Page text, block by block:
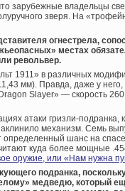
зарубежные владельцы
зверя. На
огнестрела,
местах
револьвер.
1911» в различных
мм). Правда, даже у него,
Slayer» — скорость
атаки гризли-подранка,
механизм. Семь
шанс на
куда более мощные
оружие, или «Нам нужна
подранка,
медведю, который